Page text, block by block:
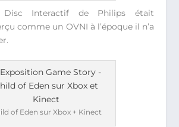
Disc Interactif de Philips était
comme un OVNI à l’époque il n’a
of Eden sur Xbox + Kinect